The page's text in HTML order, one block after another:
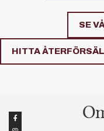
SE
HITTA